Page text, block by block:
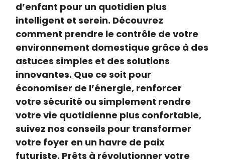
d’enfant pour un quotidien plus
intelligent et serein. Découvrez
comment prendre le contrôle de votre
environnement domestique grâce à des
astuces simples et des solutions
innovantes. Que ce soit pour
économiser de l’énergie, renforcer
votre sécurité ou simplement rendre
votre vie quotidienne plus confortable,
suivez nos conseils pour transformer
votre foyer en un havre de paix
futuriste. Prêts à révolutionner votre